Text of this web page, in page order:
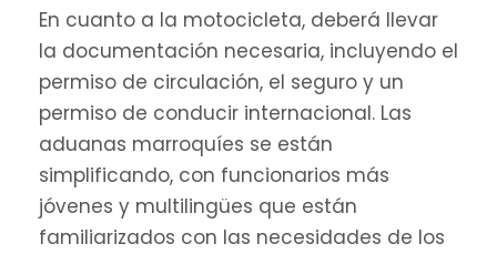
En cuanto a la motocicleta, deberá llevar
la documentación necesaria, incluyendo el
permiso de circulación, el seguro y un
permiso de conducir internacional. Las
aduanas marroquíes se están
simplificando, con funcionarios más
jóvenes y multilingües que están
familiarizados con las necesidades de los